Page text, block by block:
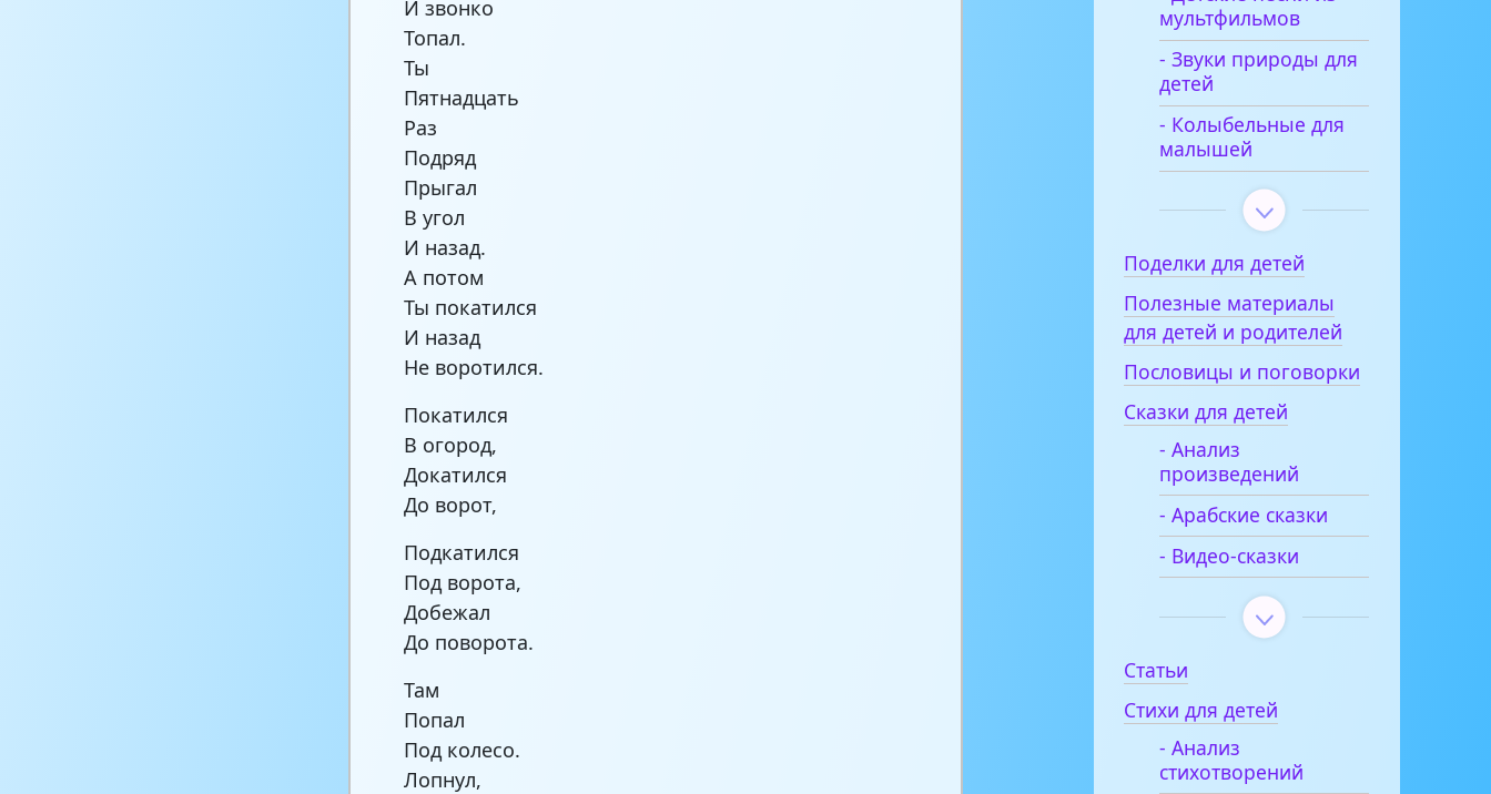
И звонко
Топал.
Ты
Пятнадцать
Раз
Подряд
Прыгал
В угол
И назад.
А потом
Ты покатился
И назад
Не воротился.
Покатился
В огород,
Докатился
До ворот,
Подкатился
Под ворота,
Добежал
До поворота.
Там
Попал
Под колесо.
Лопнул,
мультфильмов
- Звуки природы для
детей
- Колыбельные для
малышей
Поделки для детей
Полезные материалы
для детей и родителей
Пословицы и поговорки
Сказки для детей
- Анализ
произведений
- Арабские сказки
- Видео-сказки
Статьи
Стихи для детей
- Анализ
стихотворений